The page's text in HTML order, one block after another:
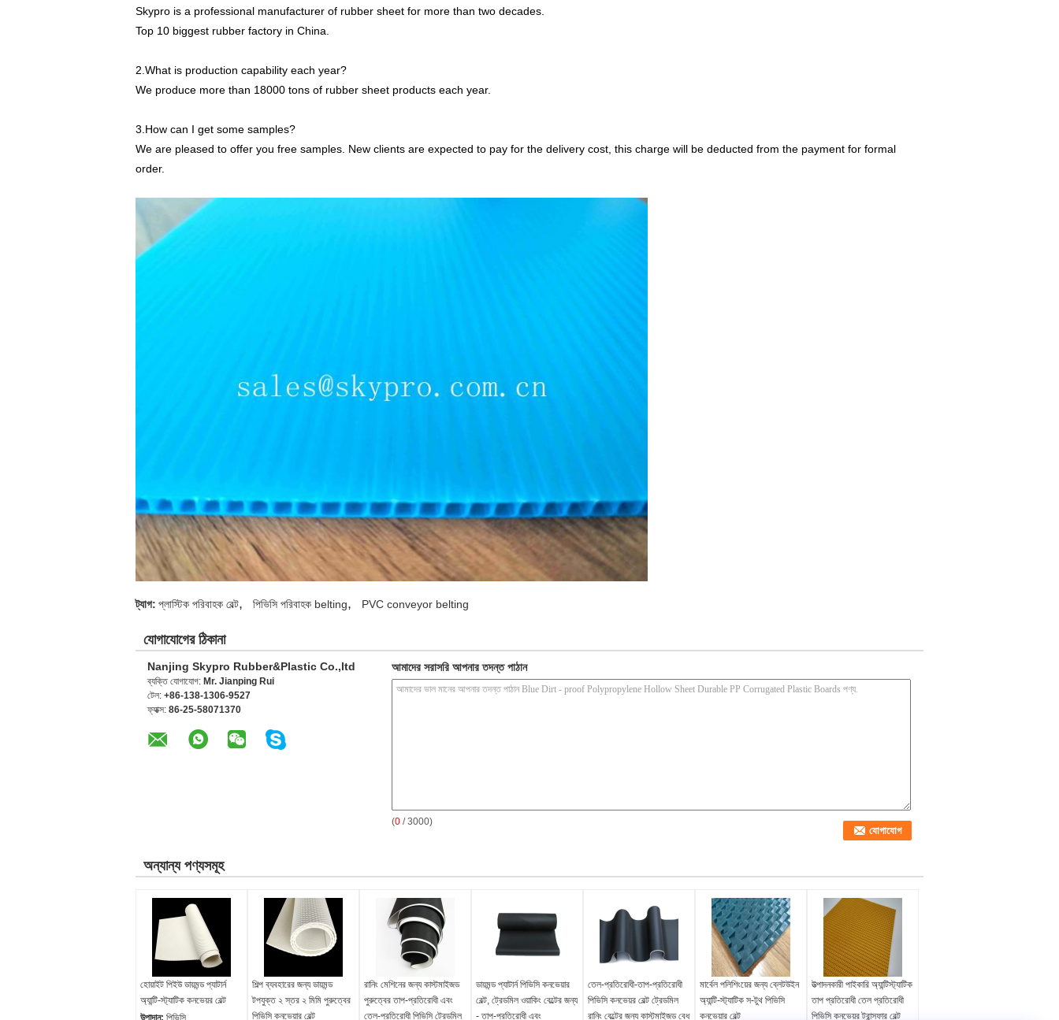
Skypro is a professional manufacturer of rubber sheet for more than two decades.
Top 10 biggest rubber factory in China.
2.What is production capability each year?
We produce more than 18000 tons of rubber sheet products each year.
3.How can I get some samples?
We are pleased to offer you free samples. New clients are expected to pay for the delivery cost, this charge will be deducted from the payment for formal
order.
ট্যাগ: প্লাস্টিক পরিবাহক বেল্ট, পিভিসি পরিবাহক belting, PVC conveyor belting
যোগাযোগের ঠিকানা
Nanjing Skypro Rubber&Plastic Co.,ltd
ব্যক্তি যোগাযোগ: Mr. Jianping Rui
টেল: +86-138-1306-9527
ফ্যাক্স: 86-25-58071370
আমাদের সরাসরি আপনার তদন্ত পাঠান
(0 / 3000)
অন্যান্য পণ্যসমূহ
হোয়াইট পিইউ ডায়মন্ড প্যাটার্ন
অ্যান্টি-স্ট্যাটিক কনভেয়র বেল্ট
উপাদান: পিভিসি
শিল্প ব্যবহারের জন্য ডায়মন্ড
টপযুক্ত ২ স্তর ২ মিমি পুরুত্বের
পিভিসি কনভেয়ার বেল্ট
রানিং মেশিনের জন্য কাস্টমাইজড
পুরুত্বের তাপ-প্রতিরোধী এবং
তেল-প্রতিরোধী পিভিসি ট্রেডমিল
ডায়মন্ড প্যাটার্ন পিভিসি কনভেয়ার
বেল্ট, ট্রেডমিল ওয়াকিং বেল্টের জন্য
- তাপ-প্রতিরোধী এবং
তেল-প্রতিরোধী-তাপ-প্রতিরোধী
পিভিসি কনভেয়র বেল্ট ট্রেডমিল
রানিং বেল্টের জন্য কাস্টমাইজড বেধ
মার্বেল পলিশিংয়ের জন্য ব্লেটউইন
অ্যান্টি-স্ট্যাটিক স-টুথ পিভিসি
কনভেয়ার বেল্ট
উত্পাদনকারী পাইকারি অ্যান্টিস্ট্যাটিক
তাপ প্রতিরোধী তেল প্রতিরোধী
পিভিসি কনভেয়র ট্রান্সফার বেল্ট